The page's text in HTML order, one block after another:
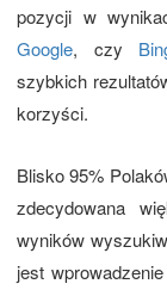
pozycji w
Google, czy
szybkich
korzyści.
Blisko 95%
zdecydowana
wyników
jest